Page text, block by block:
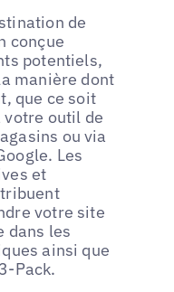
de
conçue
potentiels,
manière dont
que ce soit
outil de
ou via
Les
et
votre site
dans les
ainsi que
Pack.